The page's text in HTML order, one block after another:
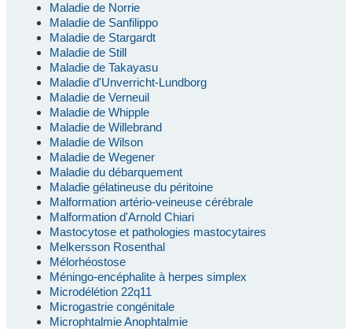
Maladie de Norrie
Maladie de Sanfilippo
Maladie de Stargardt
Maladie de Still
Maladie de Takayasu
Maladie d'Unverricht-Lundborg
Maladie de Verneuil
Maladie de Whipple
Maladie de Willebrand
Maladie de Wilson
Maladie de Wegener
Maladie du débarquement
Maladie gélatineuse du péritoine
Malformation artério-veineuse cérébrale
Malformation d'Arnold Chiari
Mastocytose et pathologies mastocytaires
Melkersson Rosenthal
Mélorhéostose
Méningo-encéphalite à herpes simplex
Microdélétion 22q11
Microgastrie congénitale
Microphtalmie Anophtalmie